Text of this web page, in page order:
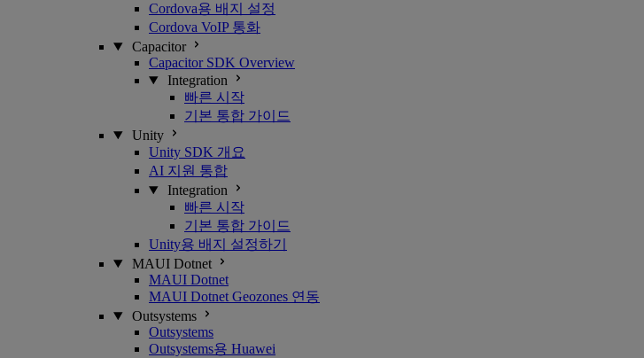
Cordova용 배지 설정
Cordova VoIP 통화
Capacitor
Capacitor SDK Overview
Integration
빠른 시작
기본 통합 가이드
Unity
Unity SDK 개요
AI 지원 통합
Integration
빠른 시작
기본 통합 가이드
Unity용 배지 설정하기
MAUI Dotnet
MAUI Dotnet
MAUI Dotnet Geozones 연동
Outsystems
Outsystems
Outsystems용 Huawei